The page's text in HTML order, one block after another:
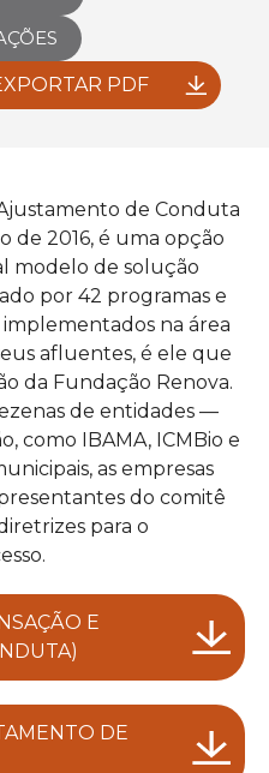
PDF
de Conduta
de 2016, é uma opção
modelo de solução
por 42 programas e
na área
afluentes, é ele que
da Fundação Renova.
de entidades —
como IBAMA, ICMBio e
as empresas
do comitê
para o
E
DE